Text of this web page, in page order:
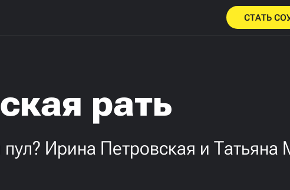
СТАТЬ
рать
Ирина Петровская и Татьяна